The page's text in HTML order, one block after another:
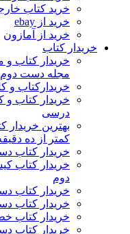
خرید کتاب
خرید از ebay
خرید از آمازون
خریدار کتاب
خریدار کتاب
مجله دست دوم
خریدارکتاب و
خریدار کتاب و
درسی
بهترین خریدار
کمتر از ده
خریدار کتاب
خریدار کتاب
دوم
خریدار کتاب
خریدار کتاب
خریدار کتاب
خریدار کتاب